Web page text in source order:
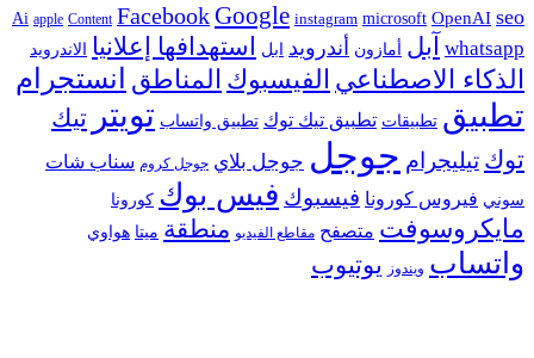
Ai apple Content FacebookGoogle instagram microsoft OpenAI seo
whatsapp آبل أمازون أندرويد ابل استهدافها إعلانيا الاندرويد
الذكاء الاصطناعي الفيسبوك المناطق انستجرام
تطبيق تطبيقات تطبيق تيك توك تطبيق واتساب تويتر تيك
توك تيليجرام جوجل جوجل بلاي جوجل كروم سناب شات
سوني فيروس كورونا فيسبوك فيس بوك كورونا
مايكروسوفت متصفح مقاطع الفيديو منطقة ميتا هواوي
واتساب ويندوز يوتيوب